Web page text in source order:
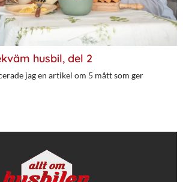
husbil, del 2
jag en artikel om 5 mått som ger